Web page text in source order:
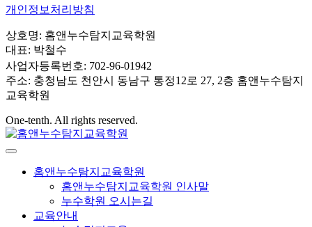
개인정보처리방침
상호명: 홈앤누수탐지교육학원
대표: 박철수
사업자등록번호: 702-96-01942
주소: 충청남도 천안시 동남구 통정12로 27, 2층 홈앤누수탐지
교육학원
One-tenth. All rights reserved.
홈앤누수탐지교육학원
홈앤누수탐지교육학원 인사말
누수학원 오시는길
교육안내